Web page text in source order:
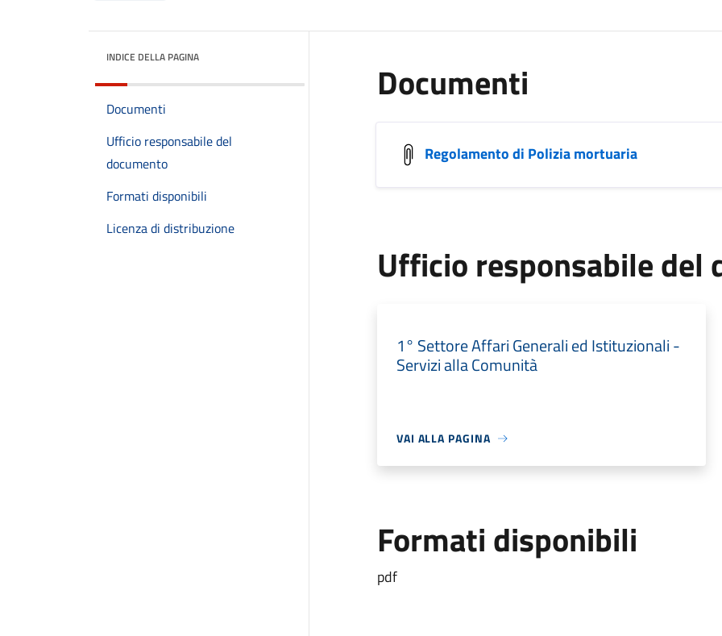
INDICE DELLA PAGINA
Documenti
Ufficio responsabile del
documento
Formati disponibili
Licenza di distribuzione
Documenti
Regolamento di Polizia mortuaria
Ufficio responsabile del
1° Settore Affari Generali ed Istituzionali -
Servizi alla Comunità
VAI ALLA PAGINA
Formati disponibili
pdf